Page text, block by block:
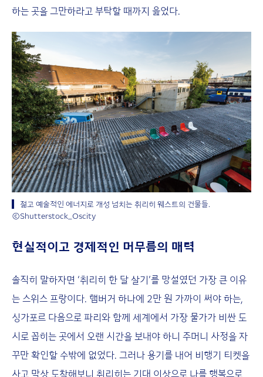
하는 곳을 그만하라고 부탁할 때까지 읊었다.
젊고 예술적인 에너지로 개성 넘치는 취리히 웨스트의 건물들.
ⓒShutterstock_Oscity
현실적이고 경제적인 머무름의 매력
솔직히 말하자면 ‘취리히 한 달 살기’를 망설였던 가장 큰 이유
는 스위스 프랑이다. 햄버거 하나에 2만 원 가까이 써야 하는,
싱가포르 다음으로 파리와 함께 세계에서 가장 물가가 비싼 도
시로 꼽히는 곳에서 오랜 시간을 보내야 하니 주머니 사정을 자
꾸만 확인할 수밖에 없었다. 그러나 용기를 내어 비행기 티켓을
사고 막상 도착해보니 취리히는 기대 이상으로 나를 행복으로